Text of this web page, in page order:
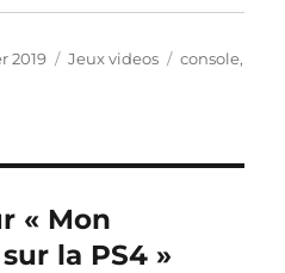
2019 Catégories
Jeux videos Étiquettes
console,
« Mon
la PS4 »